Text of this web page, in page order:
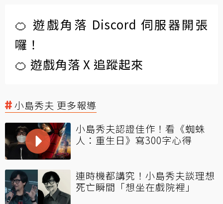
🍊 遊戲角落 Discord 伺服器開張
囉！
🍊 遊戲角落 X 追蹤起來
小島秀夫 更多報導
小島秀夫認證佳作！看《蜘蛛
人：重生日》寫300字心得
連時機都講究！小島秀夫談理想
死亡瞬間「想坐在戲院裡」